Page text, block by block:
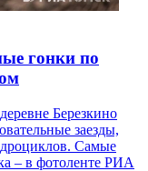
гонки по
Березкино
заезды,
Самые
– в фотоленте РИА